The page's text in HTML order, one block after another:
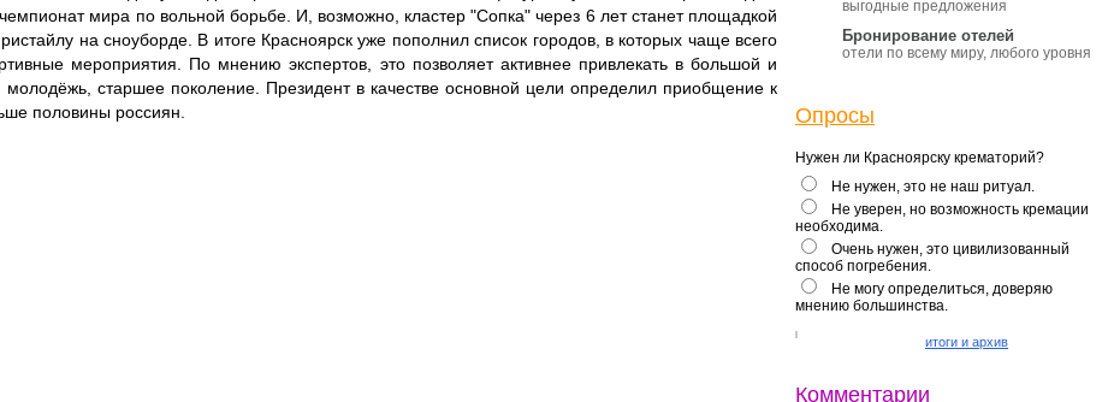
мира по вольной борьбе. И, возможно, кластер "Сопка" через 6 лет станет площадкой
на сноуборде. В итоге Красноярск уже пополнил список городов, в которых чаще всего
мероприятия. По мнению экспертов, это позволяет активнее привлекать в большой и
молодёжь, старшее поколение. Президент в качестве основной цели определил приобщение к
половины россиян.
выгодные предложения
Бронирование отелей
отели по всему миру, любого уровня
Опросы
Нужен ли Красноярску крематорий?
Не нужен, это не наш ритуал.
Не уверен, но возможность кремации
необходима.
Очень нужен, это цивилизованный
способ погребения.
Не могу определиться, доверяю
мнению большинства.
итоги и архив
Комментарии